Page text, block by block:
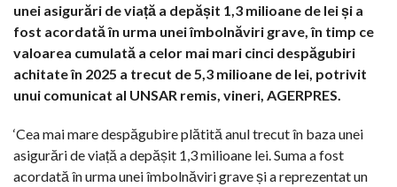
unei asigurări de viață a depășit 1,3 milioane de lei și a
fost acordată în urma unei îmbolnăviri grave, în timp ce
valoarea cumulată a celor mai mari cinci despăgubiri
achitate în 2025 a trecut de 5,3 milioane de lei, potrivit
unui comunicat al UNSAR remis, vineri, AGERPRES.
‘Cea mai mare despăgubire plătită anul trecut în baza unei
asigurări de viață a depășit 1,3 milioane lei. Suma a fost
acordată în urma unei îmbolnăviri grave și a reprezentat un